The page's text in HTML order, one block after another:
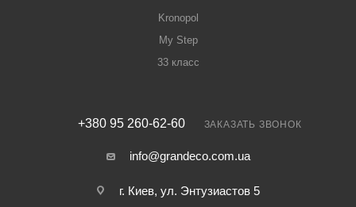
Kronopol
My Step
33 класс
+380 95 260-62-60 ЗАКАЗАТЬ ЗВОНОК
info@grandeco.com.ua
г. Киев, ул. Энтузиастов 5